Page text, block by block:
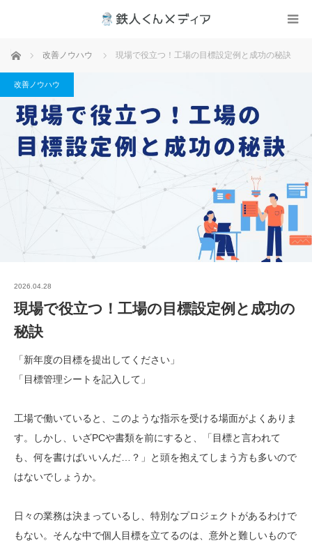
ホーム 改善ノウハウ 現場で役立つ！工場の目標設定例と成功の秘訣
改善ノウハウ
2026.04.28
現場で役立つ！工場の目標設定例と成功の
秘訣
「新年度の目標を提出してください」
「目標管理シートを記入して」
工場で働いていると、このような指示を受ける場面がよくありま
す。しかし、いざPCや書類を前にすると、「目標と言われて
も、何を書けばいいんだ…？」と頭を抱えてしまう方も多いので
はないでしょうか。
日々の業務は決まっているし、特別なプロジェクトがあるわけで
もない。そんな中で個人目標を立てるのは、意外と難しいもので